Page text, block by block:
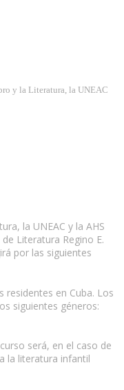
y la Literatura, la UNEAC
la UNEAC y la AHS
Literatura Regino E.
por las siguientes
residentes en Cuba. Los
siguientes géneros:
será, en el caso de
la literatura infantil